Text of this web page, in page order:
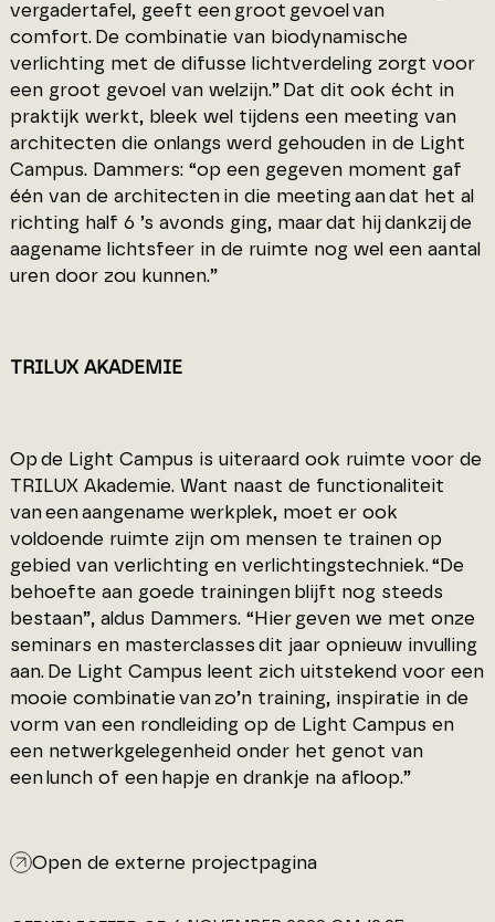
vergadertafel, geeft een groot gevoel van
comfort. De combinatie van biodynamische
verlichting met de difusse lichtverdeling zorgt voor
een groot gevoel van welzijn.” Dat dit ook écht in
praktijk werkt, bleek wel tijdens een meeting van
architecten die onlangs werd gehouden in de Light
Campus. Dammers: “op een gegeven moment gaf
één van de architecten in die meeting aan dat het al
richting half 6 ’s avonds ging, maar dat hij dankzij de
aagename lichtsfeer in de ruimte nog wel een aantal
uren door zou kunnen.”
TRILUX AKADEMIE
Op de Light Campus is uiteraard ook ruimte voor de
TRILUX Akademie. Want naast de functionaliteit
van een aangename werkplek, moet er ook
voldoende ruimte zijn om mensen te trainen op
gebied van verlichting en verlichtingstechniek. “De
behoefte aan goede trainingen blijft nog steeds
bestaan”, aldus Dammers. “Hier geven we met onze
seminars en masterclasses dit jaar opnieuw invulling
aan. De Light Campus leent zich uitstekend voor een
mooie combinatie van zo’n training, inspiratie in de
vorm van een rondleiding op de Light Campus en
een netwerkgelegenheid onder het genot van
een lunch of een hapje en drankje na afloop.”
Open de externe projectpagina